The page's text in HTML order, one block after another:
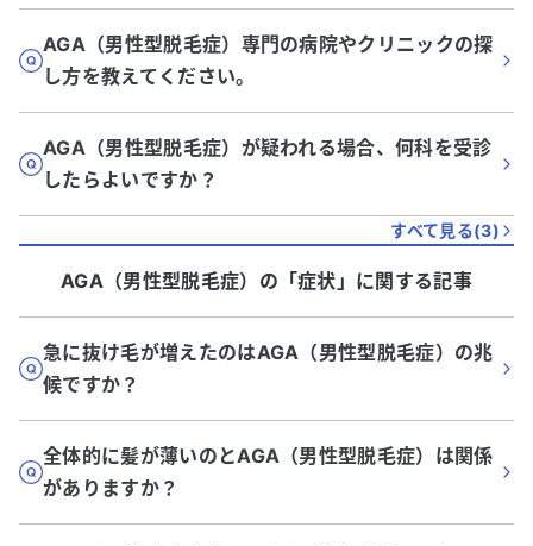
AGA（男性型脱毛症）専門の病院やクリニックの探
し方を教えてください。
AGA（男性型脱毛症）が疑われる場合、何科を受診
したらよいですか？
すべて見る(3)
AGA（男性型脱毛症） の「症状 」に関する記事
急に抜け毛が増えたのはAGA（男性型脱毛症）の兆
候ですか？
全体的に髪が薄いのとAGA（男性型脱毛症）は関係
がありますか？